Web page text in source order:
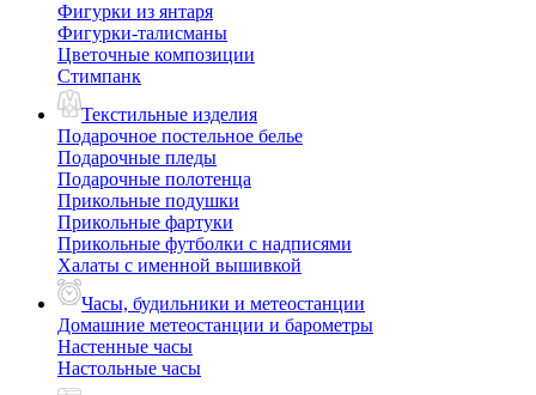
Фигурки из янтаря
Фигурки-талисманы
Цветочные композиции
Стимпанк
Текстильные изделия
Подарочное постельное белье
Подарочные пледы
Подарочные полотенца
Прикольные подушки
Прикольные фартуки
Прикольные футболки с надписями
Халаты с именной вышивкой
Часы, будильники и метеостанции
Домашние метеостанции и барометры
Настенные часы
Настольные часы